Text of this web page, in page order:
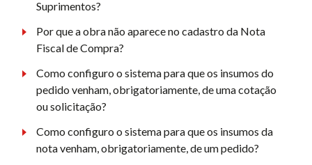
Suprimentos?
Por que a obra não aparece no cadastro da Nota
Fiscal de Compra?
Como configuro o sistema para que os insumos do
pedido venham, obrigatoriamente, de uma cotação
ou solicitação?
Como configuro o sistema para que os insumos da
nota venham, obrigatoriamente, de um pedido?